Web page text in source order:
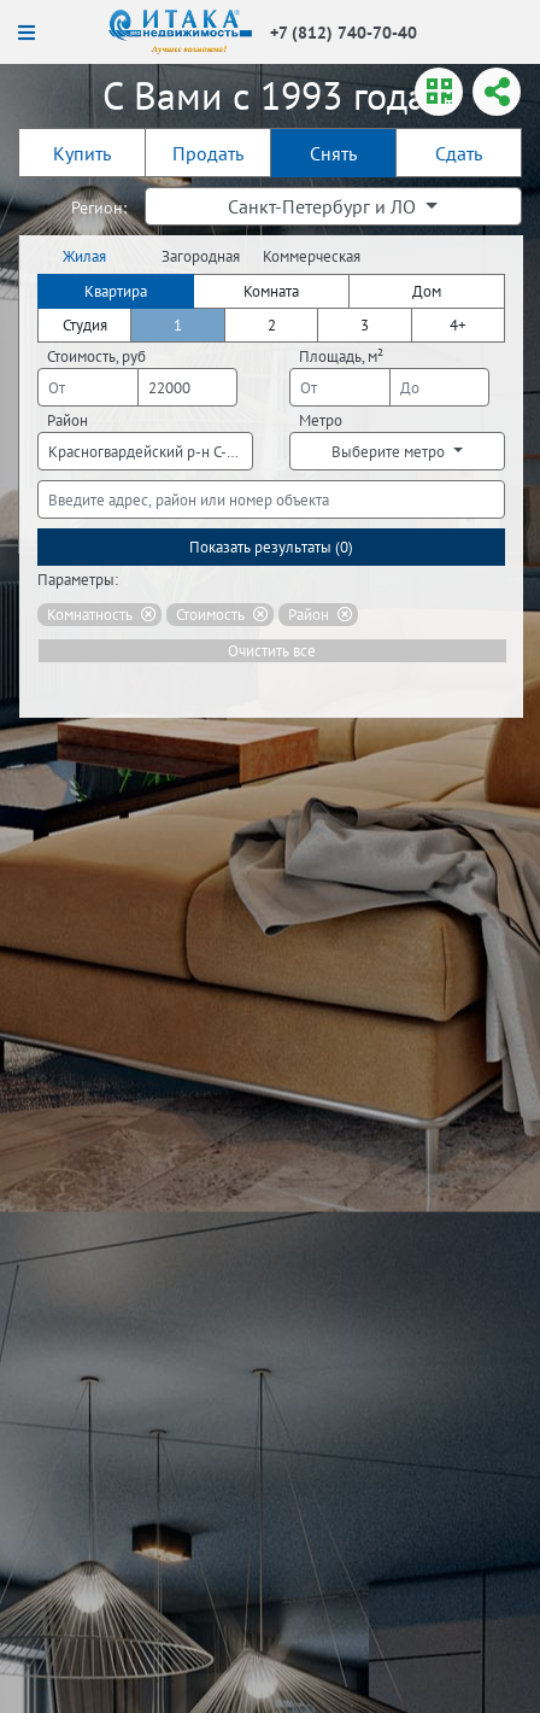
+7 (812) 740-70-40
С Вами с 1993 года!
Купить Продать Снять Сдать
Регион: Санкт-Петербург и ЛО
Жилая
недвижимость
Загородная
недвижимость
Коммерческая
недвижимость
Квартира Комната
Дом
Студия
1 2 3
4+
Стоимость, руб
Площадь, м²
Район
Красногвардейский р-н С-Пб, Невский р-н С-Пб, Красносельский р-н
Метро
Выберите метро
Показать результаты (0)
Параметры:
Комнатность
Стоимость
Район
Очистить все